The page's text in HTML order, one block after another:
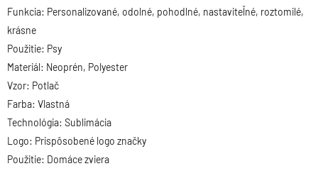
Funkcia: Personalizované, odolné, pohodlné, nastaviteľné, roztomilé,
krásne
Použitie: Psy
Materiál: Neoprén, Polyester
Vzor: Potlač
Farba: Vlastná
Technológia: Sublimácia
Logo: Prispôsobené logo značky
Použitie: Domáce zviera